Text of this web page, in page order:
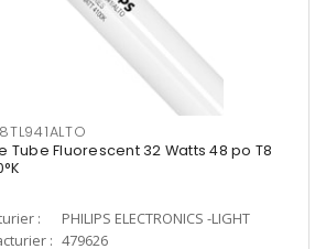
Tube Fluorescent 32 Watts 48 po T8
:
PHILIPS ELECTRONICS -LIGHT
: 479626